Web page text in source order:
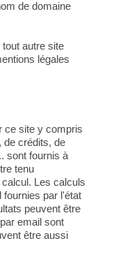
de domaine
autre site
légales
ce site y compris
de crédits, de
sont fournis à
tenu
Les calculs
fournies par l'état
peuvent être
email sont
être aussi